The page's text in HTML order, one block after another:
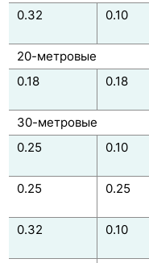
0.32
0.10
20-метровые
0.18
0.18
30-метровые
0.25
0.10
0.25
0.25
0.32
0.10